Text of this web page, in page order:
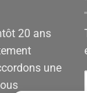
20 ans
une